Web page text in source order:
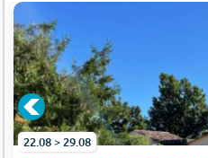
22.08 > 29.08